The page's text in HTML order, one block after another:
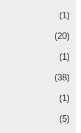
(1)
(20)
(1)
(38)
(1)
(5)